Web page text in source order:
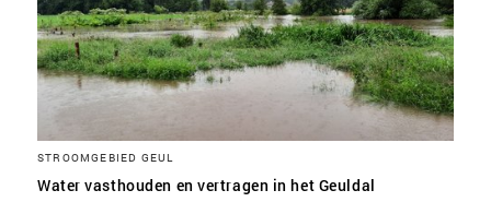
STROOMGEBIED GEUL
Water vasthouden en vertragen in het Geuldal